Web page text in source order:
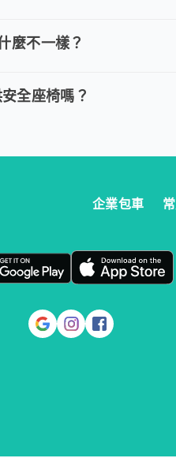
麼不一樣？
全座椅嗎？
企業包車